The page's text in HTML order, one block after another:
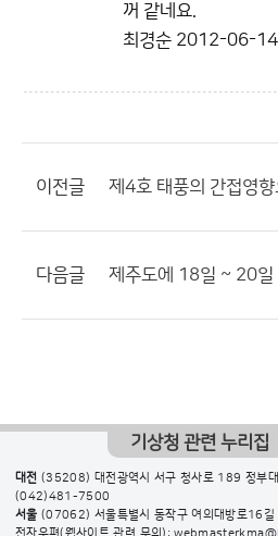
꺼 같네요.
최경순 2012-06-
이전글
다음글
기상청 관련 누리집
대전 (35208) 대전광역시 서구 청사로 189 정부
(042)481-7500
서울 (07062) 서울특별시 동작구 여의대방로16